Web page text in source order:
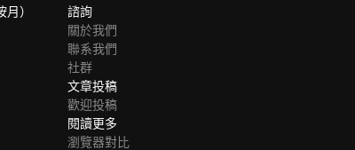
）
諮詢
關於我們
聯系我們
社群
文章投稿
歡迎投稿
閱讀更多
瀏覽器對比